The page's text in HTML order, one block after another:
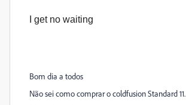
I get no waiting
Bom dia a todos
Não sei como comprar o coldfusion Standard 11.